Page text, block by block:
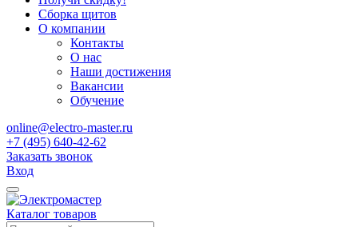
Сборка щитов
О компании
Контакты
О нас
Наши достижения
Вакансии
Обучение
online@electro-master.ru
+7 (495) 640-42-62
Заказать звонок
Вход
Каталог товаров